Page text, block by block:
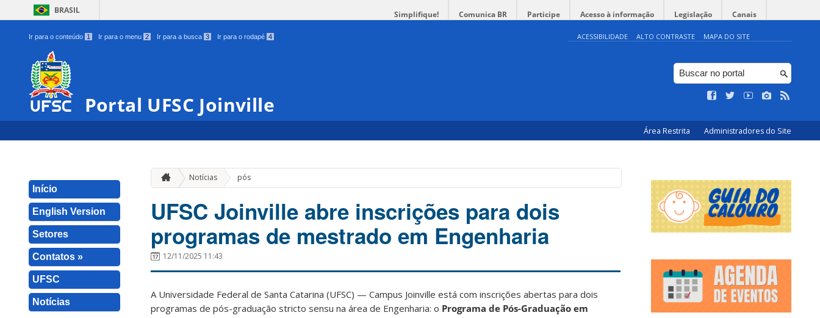
BRASIL Simplifique! Comunica BR Participe Acesso à informação Legislação Canais
Ir para o conteúdo 1 Ir para o menu 2 Ir para a busca 3 Ir para o rodapé 4 ACESSIBILIDADE ALTO CONTRASTE MAPA DO SITE
Portal UFSC Joinville
Área Restrita Administradores do Site
Início
English Version
Setores
Contatos »
UFSC
Notícias
Notícias pós
UFSC Joinville abre inscrições para dois
programas de mestrado em Engenharia
12/11/2025 11:43
A Universidade Federal de Santa Catarina (UFSC) — Campus Joinville está com inscrições abertas para dois
programas de pós-graduação stricto sensu na área de Engenharia: o Programa de Pós-Graduação em